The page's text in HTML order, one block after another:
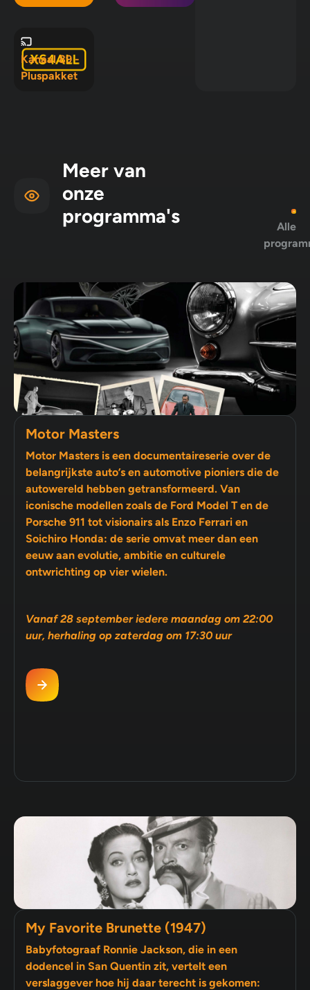
in Mix 5, Mix
Kanaal 89 -
Pluspakket
Meer van
onze
programma's
Alle
Motor Masters
Motor Masters is een documentaireserie over de
belangrijkste auto’s en automotive pioniers die de
autowereld hebben getransformeerd. Van
iconische modellen zoals de Ford Model T en de
Porsche 911 tot visionairs als Enzo Ferrari en
Soichiro Honda: de serie omvat meer dan een
eeuw aan evolutie, ambitie en culturele
ontwrichting op vier wielen.
Vanaf 28 september iedere maandag om 22:00
uur, herhaling op zaterdag om 17:30 uur
My Favorite Brunette (1947)
Babyfotograaf Ronnie Jackson, die in een
dodencel in San Quentin zit, vertelt een
verslaggever hoe hij daar terecht is gekomen: